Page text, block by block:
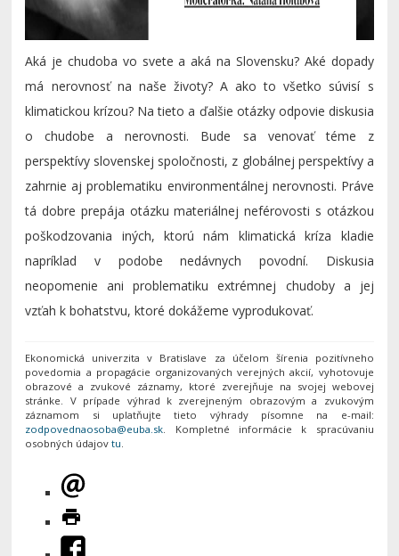
Aká je chudoba vo svete a aká na Slovensku? Aké dopady
má nerovnosť na naše životy? A ako to všetko súvisí s
klimatickou krízou? Na tieto a ďalšie otázky odpovie diskusia
o chudobe a nerovnosti. Bude sa venovať téme z
perspektívy slovenskej spoločnosti, z globálnej perspektívy a
zahrnie aj problematiku environmentálnej nerovnosti. Práve
tá dobre prepája otázku materiálnej neférovosti s otázkou
poškodzovania iných, ktorú nám klimatická kríza kladie
napríklad v podobe nedávnych povodní. Diskusia
neopomenie ani problematiku extrémnej chudoby a jej
vzťah k bohatstvu, ktoré dokážeme vyprodukovať.
Ekonomická univerzita v Bratislave za účelom šírenia pozitívneho
povedomia a propagácie organizovaných verejných akcií, vyhotovuje
obrazové a zvukové záznamy, ktoré zverejňuje na svojej webovej
stránke. V prípade výhrad k zverejneným obrazovým a zvukovým
záznamom si uplatňujte tieto výhrady písomne na e-mail:
. Kompletné informácie k spracúvaniu
osobných údajovtu.